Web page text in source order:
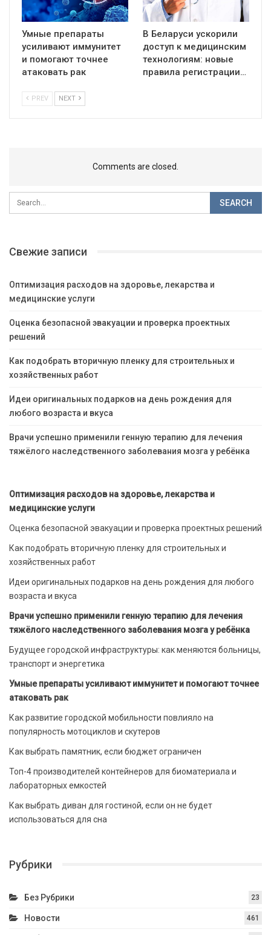
Умные препараты
усиливают иммунитет
и помогают точнее
атаковать рак
В Беларуси ускорили
доступ к медицинским
технологиям: новые
правила регистрации…
PREV NEXT
Comments are closed.
Свежие записи
Оптимизация расходов на здоровье, лекарства и
медицинские услуги
Оценка безопасной эвакуации и проверка проектных
решений
Как подобрать вторичную пленку для строительных и
хозяйственных работ
Идеи оригинальных подарков на день рождения для
любого возраста и вкуса
Врачи успешно применили генную терапию для лечения
тяжёлого наследственного заболевания мозга у ребёнка
Оптимизация расходов на здоровье, лекарства и
медицинские услуги
Оценка безопасной эвакуации и проверка проектных решений
Как подобрать вторичную пленку для строительных и
хозяйственных работ
Идеи оригинальных подарков на день рождения для любого
возраста и вкуса
Врачи успешно применили генную терапию для лечения
тяжёлого наследственного заболевания мозга у ребёнка
Будущее городской инфраструктуры: как меняются больницы,
транспорт и энергетика
Умные препараты усиливают иммунитет и помогают точнее
атаковать рак
Как развитие городской мобильности повлияло на
популярность мотоциклов и скутеров
Как выбрать памятник, если бюджет ограничен
Топ-4 производителей контейнеров для биоматериала и
лабораторных емкостей
Как выбрать диван для гостиной, если он не будет
использоваться для сна
Рубрики
Без Рубрики 23
Новости 461